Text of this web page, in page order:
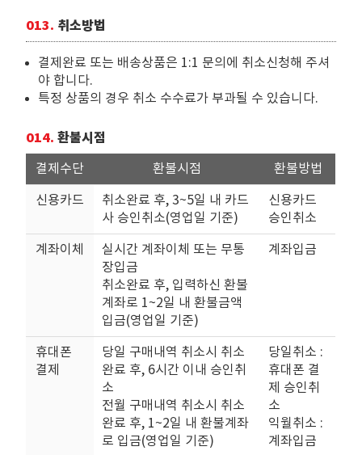
013. 취소방법
결제완료 또는 배송상품은 1:1 문의에 취소신청해 주셔
야 합니다.
특정 상품의 경우 취소 수수료가 부과될 수 있습니다.
014. 환불시점
결제수단 환불시점 환불방법
신용카드
취소완료 후, 3~5일 내 카드
사 승인취소(영업일 기준)
신용카드
승인취소
계좌이체
실시간 계좌이체 또는 무통
장입금
취소완료 후, 입력하신 환불
계좌로 1~2일 내 환불금액
입금(영업일 기준)
계좌입금
휴대폰
결제
당일 구매내역 취소시 취소
완료 후, 6시간 이내 승인취
소
전월 구매내역 취소시 취소
완료 후, 1~2일 내 환불계좌
로 입금(영업일 기준)
당일취소 :
휴대폰 결
제 승인취
소
익월취소 :
계좌입금